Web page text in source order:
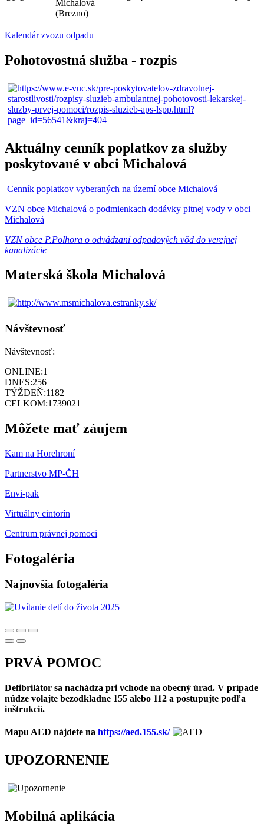
Michalová
(Brezno)
Kalendár zvozu odpadu
Pohotovostná služba - rozpis
Aktuálny cenník poplatkov za služby
poskytované v obci Michalová
Cenník poplatkov vyberaných na území obce Michalová
VZN obce Michalová o podmienkach dodávky pitnej vody v obci
Michalová
VZN obce P.Polhora o odvádzaní odpadových vôd do verejnej
kanalizácie
Materská škola Michalová
Návštevnosť
Návštevnosť:
ONLINE:1
DNES:256
TÝŽDEŇ:1182
CELKOM:1739021
Môžete mať záujem
Kam na Horehroní
Partnerstvo MP-ČH
Envi-pak
Virtuálny cintorín
Centrum právnej pomoci
Fotogaléria
Najnovšia fotogaléria
PRVÁ POMOC
Defibrilátor sa nachádza pri vchode na obecný úrad. V prípade
núdze volajte bezodkladne 155 alebo 112 a postupujte podľa
inštrukcií.
Mapu AED nájdete na https://aed.155.sk/
UPOZORNENIE
Mobilná aplikácia